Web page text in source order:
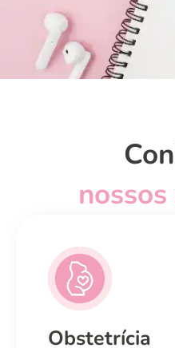
Obstetrícia
Obstetrícia